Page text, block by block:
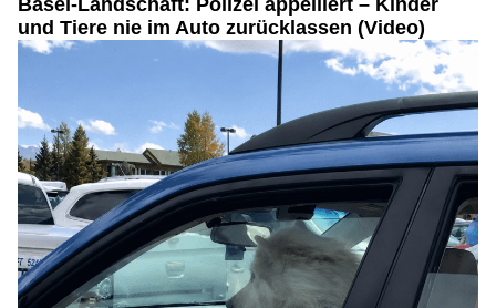
Basel-Landschaft: Polizei appelliert – Kinder
und Tiere nie im Auto zurücklassen (Video)